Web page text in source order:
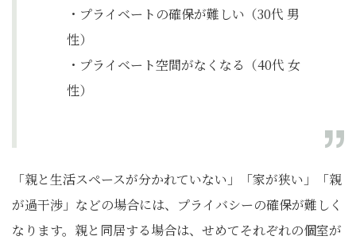
・プライベートの確保が難しい（30代 男
性）
・プライベート空間がなくなる（40代 女
性）
「親と生活スペースが分かれていない」「家が狭い」「親
が過干渉」などの場合には、プライバシーの確保が難しく
なります。親と同居する場合は、せめてそれぞれの個室が